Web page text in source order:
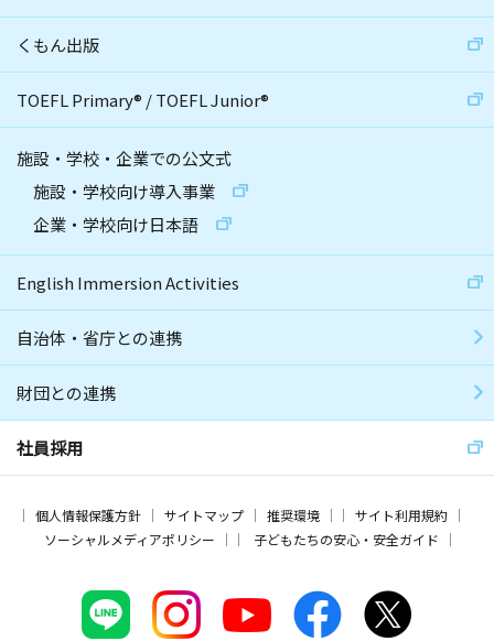
くもん出版
TOEFL Primary® /TOEFL Junior®
施設・学校・企業での公文式
施設・学校向け導入事業
企業・学校向け日本語
English Immersion Activities
自治体・省庁との連携
財団との連携
社員採用
個人情報保護方針 サイトマップ 推奨環境
サイト利用規約
ソーシャルメディアポリシー
子どもたちの安心・安全ガイド